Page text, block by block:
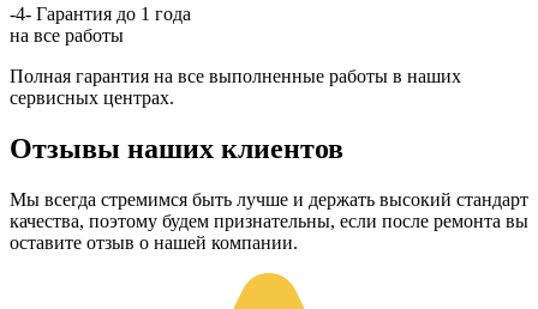
-4- Гарантия до 1 года
на все работы
Полная гарантия на все выполненные работы в наших
сервисных центрах.
Отзывы наших клиентов
Мы всегда стремимся быть лучше и держать высокий стандарт
качества, поэтому будем признательны, если после ремонта вы
оставите отзыв о нашей компании.